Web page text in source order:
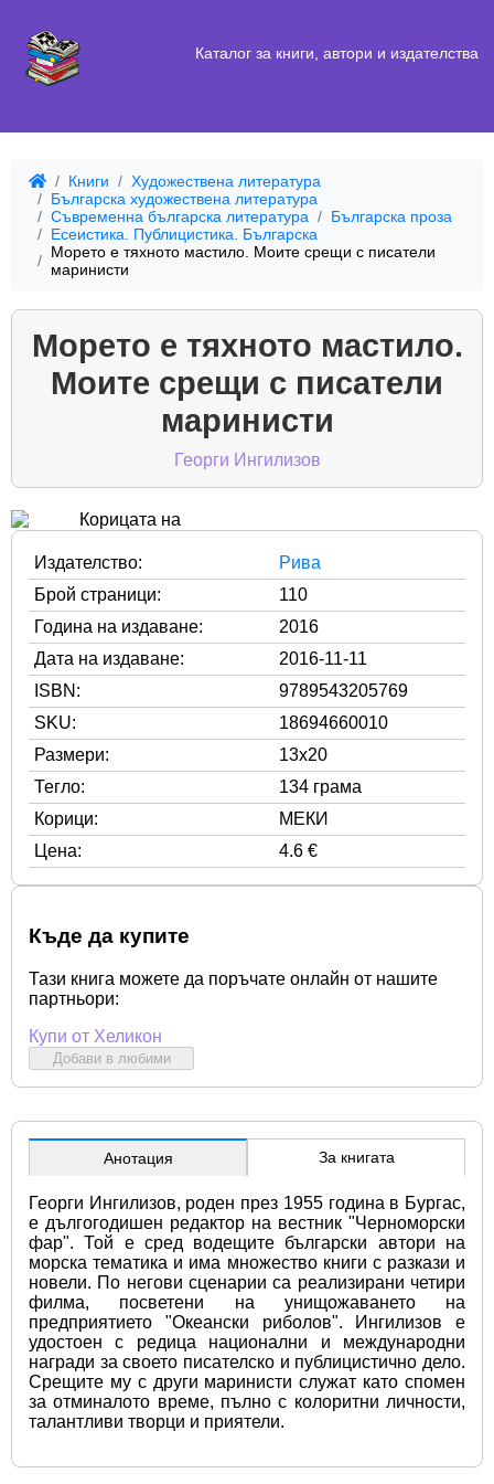
Каталог за книги, автори и издателства
Книги
Художествена литература
Българска художествена литература
Съвременна българска литература
Българска проза
Есеистика. Публицистика. Българска
Морето е тяхното мастило. Моите срещи с писатели
маринисти
Морето е тяхното мастило.
Моите срещи с писатели
маринисти
Георги Ингилизов
Издателство:
Рива
Брой страници:
110
Година на издаване:
2016
Дата на издаване:
2016-11-11
ISBN:
9789543205769
SKU:
18694660010
Размери:
13x20
Тегло:
134 грама
Корици:
МЕКИ
Цена:
4.6 €
Къде да купите
Тази книга можете да поръчате онлайн от нашите
партньори:
Купи от Хеликон
Добави в любими
Анотация За книгата
Георги Ингилизов, роден през 1955 година в Бургас,
е дългогодишен редактор на вестник "Черноморски
фар". Той е сред водещите български автори на
морска тематика и има множество книги с разкази и
новели. По негови сценарии са реализирани четири
филма, посветени на унищожаването на
предприятието "Океански риболов". Ингилизов е
удостоен с редица национални и международни
награди за своето писателско и публицистично дело.
Срещите му с други маринисти служат като спомен
за отминалото време, пълно с колоритни личности,
талантливи творци и приятели.